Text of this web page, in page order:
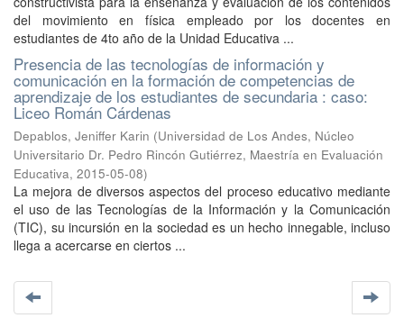
del movimiento en física empleado por los docentes en
estudiantes de 4to año de la Unidad Educativa ...
Presencia de las tecnologías de información y
comunicación en la formación de competencias de
aprendizaje de los estudiantes de secundaria : caso:
Liceo Román Cárdenas
Depablos, Jeniffer Karin (Universidad de Los Andes, Núcleo
Universitario Dr. Pedro Rincón Gutiérrez, Maestría en Evaluación
Educativa, 2015-05-08)
La mejora de diversos aspectos del proceso educativo mediante
el uso de las Tecnologías de la Información y la Comunicación
(TIC), su incursión en la sociedad es un hecho innegable, incluso
llega a acercarse en ciertos ...